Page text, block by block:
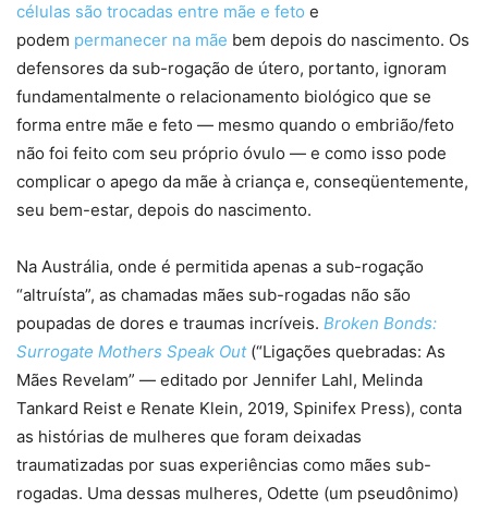
células são trocadas entre mãe e feto e
podem permanecer na mãe bem depois do nascimento. Os
defensores da sub-rogação de útero, portanto, ignoram
fundamentalmente o relacionamento biológico que se
forma entre mãe e feto — mesmo quando o embrião/feto
não foi feito com seu próprio óvulo — e como isso pode
complicar o apego da mãe à criança e, conseqüentemente,
seu bem-estar, depois do nascimento.
Na Austrália, onde é permitida apenas a sub-rogação
“altruísta”, as chamadas mães sub-rogadas não são
poupadas de dores e traumas incríveis. Broken Bonds:
Surrogate Mothers Speak Out(“Ligações quebradas: As
Mães Revelam” — editado por Jennifer Lahl, Melinda
Tankard Reist e Renate Klein, 2019, Spinifex Press), conta
as histórias de mulheres que foram deixadas
traumatizadas por suas experiências como mães sub-
rogadas. Uma dessas mulheres, Odette (um pseudônimo)